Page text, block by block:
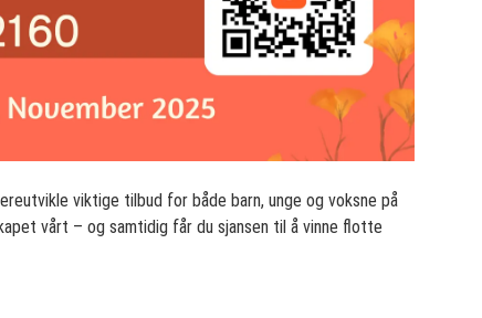
viktige tilbud for både barn, unge og voksne på
vårt – og samtidig får du sjansen til å vinne flotte